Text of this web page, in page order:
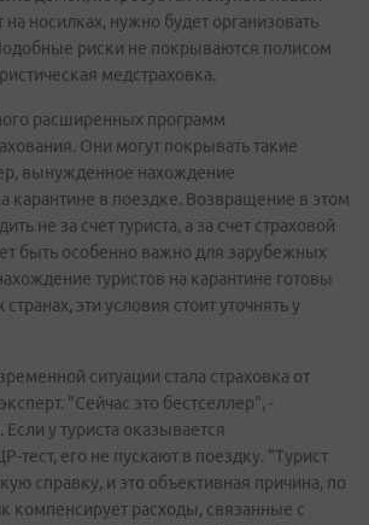
на носилках, нужно будет организовать
риски не покрываются полисом
медстраховка.
расширенных программ
Они могут покрывать такие
вынужденное нахождение
карантине в поездке. Возвращение в этом
не за счет туриста, а за счет страховой
быть особенно важно для зарубежных
туристов на карантине готовы
эти условия стоит уточнять у
ситуации стала страховка от
"Сейчас это бестселлер", -
у туриста оказывается
тест, его не пускают в поездку. "Турист
справку, и это объективная причина, по
компенсирует расходы, связанные с